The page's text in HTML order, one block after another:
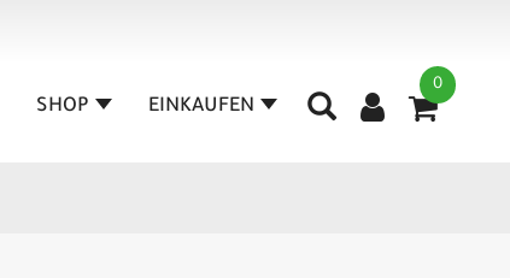
0
SHOP EINKAUFEN